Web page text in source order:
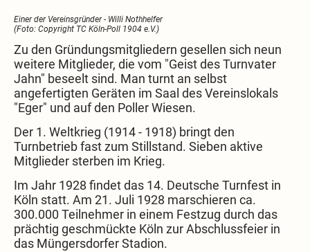
Einer der Vereinsgründer - Willi Nothhelfer
(Foto: Copyright TC Köln-Poll 1904 e.V.)
Zu den Gründungsmitgliedern gesellen sich neun
weitere Mitglieder, die vom "Geist des Turnvater
Jahn" beseelt sind. Man turnt an selbst
angefertigten Geräten im Saal des Vereinslokals
"Eger" und auf den Poller Wiesen.
Der 1. Weltkrieg (1914 - 1918) bringt den
Turnbetrieb fast zum Stillstand. Sieben aktive
Mitglieder sterben im Krieg.
Im Jahr 1928 findet das 14. Deutsche Turnfest in
Köln statt. Am 21. Juli 1928 marschieren ca.
300.000 Teilnehmer in einem Festzug durch das
prächtig geschmückte Köln zur Abschlussfeier in
das Müngersdorfer Stadion.